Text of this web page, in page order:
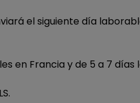
el siguiente día
en Francia y de 5 a 7 días